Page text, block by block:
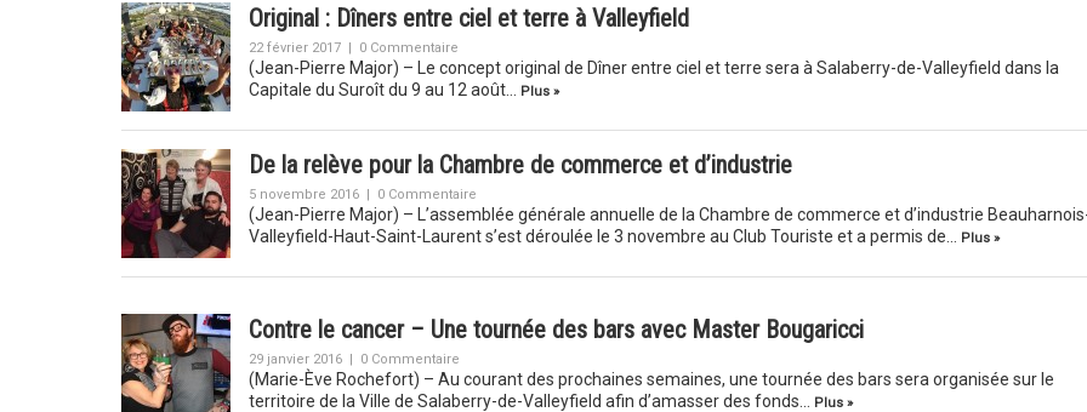
Original : Dîners entre ciel et terre à Valleyfield
22 février 2017 | 0 Commentaire
(Jean-Pierre Major) – Le concept original de Dîner entre ciel et terre sera à Salaberry-de-Valleyfield dans la
Capitale du Suroît du 9 au 12 août…
Plus »
De la relève pour la Chambre de commerce et d’industrie
5 novembre 2016 | 0 Commentaire
(Jean-Pierre Major) – L’assemblée générale annuelle de la Chambre de commerce et d’industrie
Valleyfield-Haut-Saint-Laurent s’est déroulée le 3 novembre au Club Touriste et a permis de…
Plus »
Contre le cancer – Une tournée des bars avec Master Bougaricci
29 janvier 2016 | 0 Commentaire
(Marie-Ève Rochefort) – Au courant des prochaines semaines, une tournée des bars sera organisée sur le
territoire de la Ville de Salaberry-de-Valleyfield afin d’amasser des fonds…
Plus »